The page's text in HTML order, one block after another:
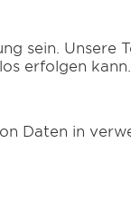
sein. Unsere
erfolgen kann.
Daten in